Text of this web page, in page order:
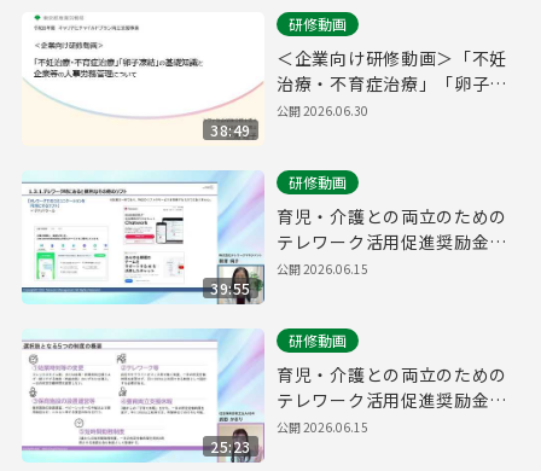
38:49
研修動画
＜企業向け研修動画＞「不妊
治療・不育症治療」「卵子凍
結」の基礎知識と企業等の人
公開2026.06.30
39:55
研修動画
育児・介護との両立のための
テレワーク活用促進奨励金
研修動画②
公開2026.06.15
25:23
研修動画
育児・介護との両立のための
テレワーク活用促進奨励金
研修動画①
公開2026.06.15